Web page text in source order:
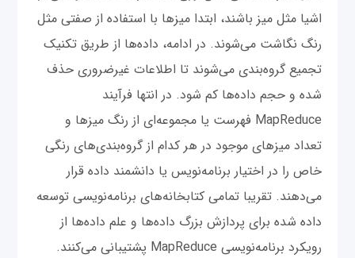
اشیا مثل میز باشند، ابتدا میزها با استفاده از صفتی مثل
رنگ نگاشت می‌شوند. در ادامه، داده‌ها از طریق تکنیک
تجمیع گروه‌بندی می‌شوند تا اطلاعات غیر‌ضروری حذف
شده و حجم داده‌ها کم شود. در انتها فرآیند
MapReduce فهرست یا مجموعه‌ای از رنگ میزها و
تعداد میزهای موجود در هر کدام از گروه‌بندی‌های رنگی
خاص را در اختیار برنامه‌نویس یا دانشمند داده قرار
می‌دهند. تقریبا تمامی کتابخانه‌های برنامه‌نویسی توسعه
داده شده برای پردازش بزرگ داده‌ها و علم داده‌ها از
رویکرد برنامه‌نویسی MapReduce پشتیبانی می‌کنند.